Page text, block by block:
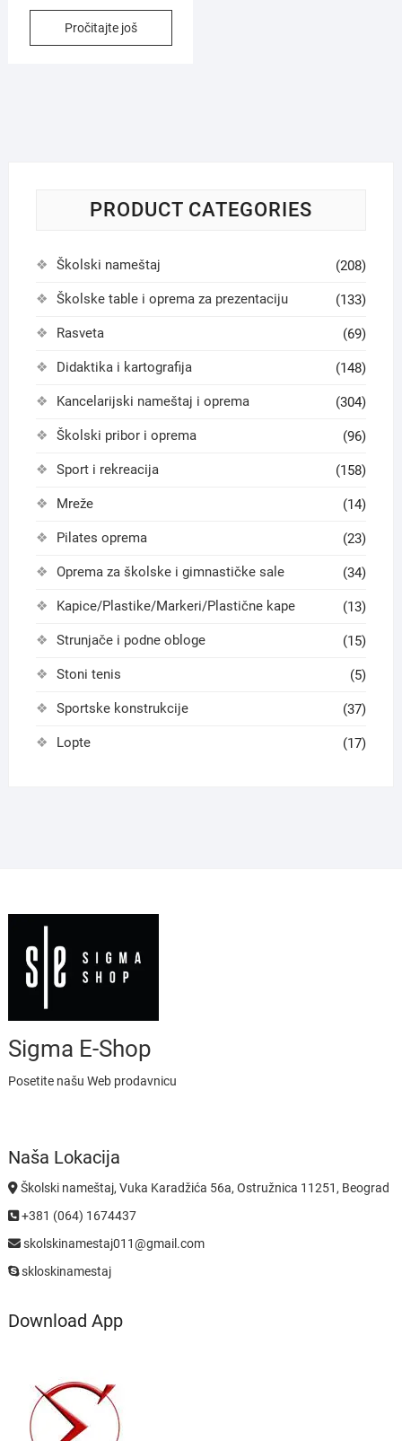
Pročitajte još
PRODUCT CATEGORIES
Školski nameštaj (208)
Školske table i oprema za prezentaciju (133)
Rasveta (69)
Didaktika i kartografija (148)
Kancelarijski nameštaj i oprema (304)
Školski pribor i oprema (96)
Sport i rekreacija (158)
Mreže (14)
Pilates oprema (23)
Oprema za školske i gimnastičke sale (34)
Kapice/Plastike/Markeri/Plastične kape (13)
Strunjače i podne obloge (15)
Stoni tenis (5)
Sportske konstrukcije (37)
Lopte (17)
Sigma E-Shop
Posetite našu Web prodavnicu
Naša Lokacija
Školski nameštaj, Vuka Karadžića 56a, Ostružnica 11251, Beograd
+381 (064) 1674437
skolskinamestaj011@gmail.com
skloskinamestaj
Download App